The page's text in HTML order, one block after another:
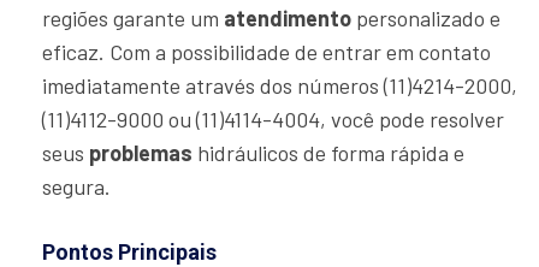
regiões garante um atendimento personalizado e
eficaz. Com a possibilidade de entrar em contato
imediatamente através dos números (11)4214-2000,
(11)4112-9000 ou (11)4114-4004, você pode resolver
seus problemas hidráulicos de forma rápida e
segura.
Pontos Principais